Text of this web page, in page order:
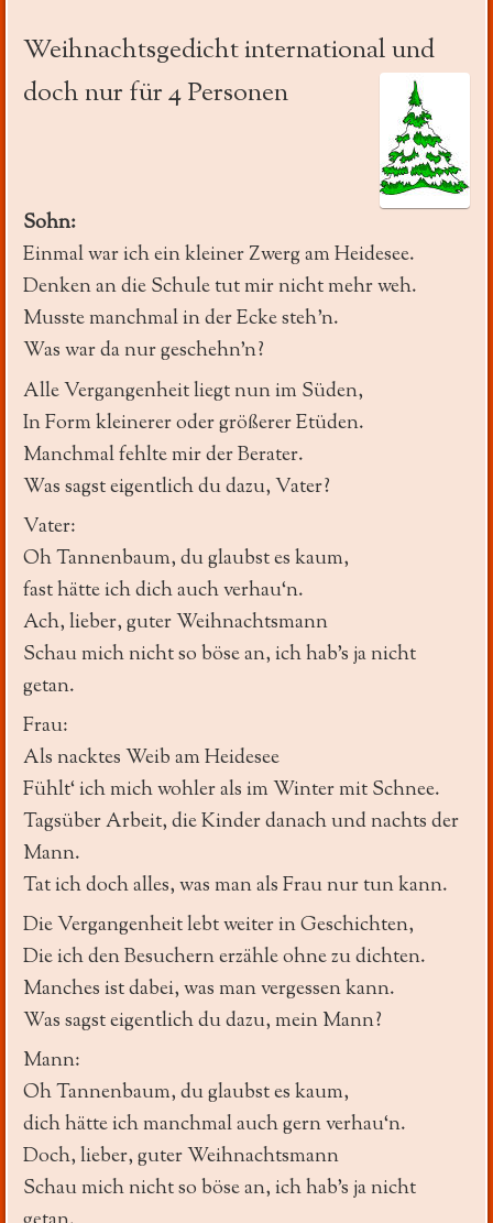
Weihnachtsgedicht international und
doch nur für 4 Personen
Sohn:
Einmal war ich ein kleiner Zwerg am Heidesee.
Denken an die Schule tut mir nicht mehr weh.
Musste manchmal in der Ecke steh’n.
Was war da nur geschehn’n?
Alle Vergangenheit liegt nun im Süden,
In Form kleinerer oder größerer Etüden.
Manchmal fehlte mir der Berater.
Was sagst eigentlich du dazu, Vater?
Vater:
Oh Tannenbaum, du glaubst es kaum,
fast hätte ich dich auch verhau‘n.
Ach, lieber, guter Weihnachtsmann
Schau mich nicht so böse an, ich hab’s ja nicht
getan.
Frau:
Als nacktes Weib am Heidesee
Fühlt‘ ich mich wohler als im Winter mit Schnee.
Tagsüber Arbeit, die Kinder danach und nachts der
Mann.
Tat ich doch alles, was man als Frau nur tun kann.
Die Vergangenheit lebt weiter in Geschichten,
Die ich den Besuchern erzähle ohne zu dichten.
Manches ist dabei, was man vergessen kann.
Was sagst eigentlich du dazu, mein Mann?
Mann:
Oh Tannenbaum, du glaubst es kaum,
dich hätte ich manchmal auch gern verhau‘n.
Doch, lieber, guter Weihnachtsmann
Schau mich nicht so böse an, ich hab’s ja nicht